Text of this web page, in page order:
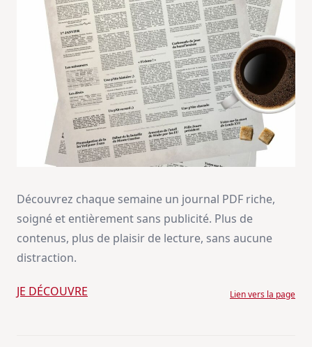
Découvrez chaque semaine un journal PDF riche,
soigné et entièrement sans publicité. Plus de
contenus, plus de plaisir de lecture, sans aucune
distraction.
JE DÉCOUVRE Lien vers la page